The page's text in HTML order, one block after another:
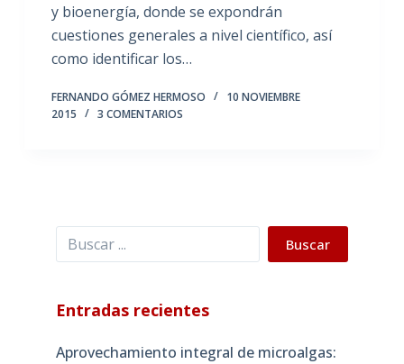
y bioenergía, donde se expondrán
cuestiones generales a nivel científico, así
como identificar los…
FERNANDO GÓMEZ HERMOSO
10 NOVIEMBRE
2015
3 COMENTARIOS
Buscar Buscar
Entradas recientes
Aprovechamiento integral de microalgas: